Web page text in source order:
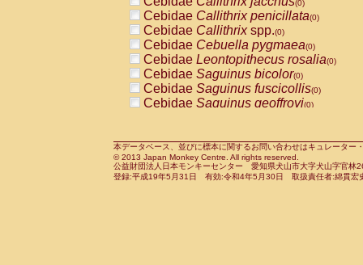
PitheciidaePithecia pithecia(0)
CercopithecidaeCercocebus agilis
CercopithecidaeCercocebus
CercopithecidaeCercocebus
CercopithecidaeCercocebus
CercopithecidaeCercocebus
CercopithecidaeCercocebushybrid
CercopithecidaePapio anubis(0)
CercopithecidaePapio cynocephalus
CercopithecidaePapio hamadryas(0)
(0)
Cebidae Callithrix penicillata(0)
Cebidae Callithrixspp.(0)
Cebidae Cebuella pygmaea(0)
Cebidae Leontopithecus rosalia(0)
Cebidae Saguinus bicolor(0)
Cebidae Saguinus fuscicollis(0)
Cebidae Saguinus geoffroyi(0)
CebidaeSaguinus leucopus(0)
CebidaeSaguinus midas(0)
Cebidae Saguinus mystax(0)
本データベース、並びに標本に関するお問い合わせはキュレータ
© 2013 Japan Monkey Centre. All rights reserved.
公益財団法人日本モンキーセンター 愛知県犬山市大字犬山字官
登録:平成19年5月31日 有効:令和4年5月30日 取扱責任者:綿貫宏